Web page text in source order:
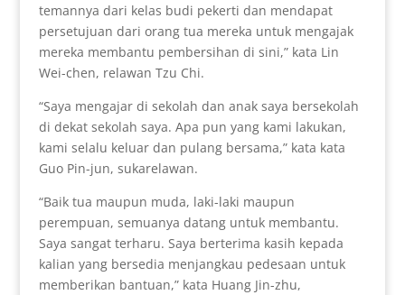
temannya dari kelas budi pekerti dan mendapat
persetujuan dari orang tua mereka untuk mengajak
mereka membantu pembersihan di sini,” kata Lin
Wei-chen, relawan Tzu Chi.
“Saya mengajar di sekolah dan anak saya bersekolah
di dekat sekolah saya. Apa pun yang kami lakukan,
kami selalu keluar dan pulang bersama,” kata kata
Guo Pin-jun, sukarelawan.
“Baik tua maupun muda, laki-laki maupun
perempuan, semuanya datang untuk membantu.
Saya sangat terharu. Saya berterima kasih kepada
kalian yang bersedia menjangkau pedesaan untuk
memberikan bantuan,” kata Huang Jin-zhu,